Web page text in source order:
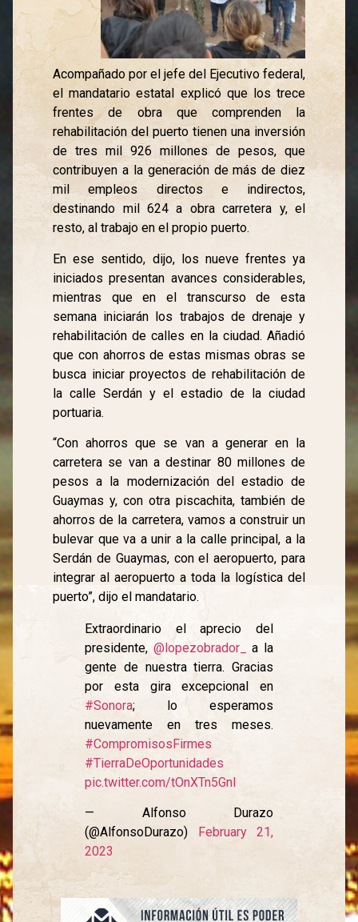
Acompañado por el jefe del Ejecutivo federal,
el mandatario estatal explicó que los trece
frentes de obra que comprenden la
rehabilitación del puerto tienen una inversión
de tres mil 926 millones de pesos, que
contribuyen a la generación de más de diez
mil empleos directos e indirectos,
destinando mil 624 a obra carretera y, el
resto, al trabajo en el propio puerto.
En ese sentido, dijo, los nueve frentes ya
iniciados presentan avances considerables,
mientras que en el transcurso de esta
semana iniciarán los trabajos de drenaje y
rehabilitación de calles en la ciudad. Añadió
que con ahorros de estas mismas obras se
busca iniciar proyectos de rehabilitación de
la calle Serdán y el estadio de la ciudad
portuaria.
“Con ahorros que se van a generar en la
carretera se van a destinar 80 millones de
pesos a la modernización del estadio de
Guaymas y, con otra piscachita, también de
ahorros de la carretera, vamos a construir un
bulevar que va a unir a la calle principal, a la
Serdán de Guaymas, con el aeropuerto, para
integrar al aeropuerto a toda la logística del
puerto”, dijo el mandatario.
Extraordinario el aprecio del
presidente, @lopezobrador_
a la
gente de nuestra tierra. Gracias
por esta gira excepcional en
#Sonora; lo esperamos
nuevamente en tres meses.
#CompromisosFirmes
#TierraDeOportunidades
pic.twitter.com/tOnXTn5GnI
— Alfonso Durazo
(@AlfonsoDurazo)
February 21,
2023